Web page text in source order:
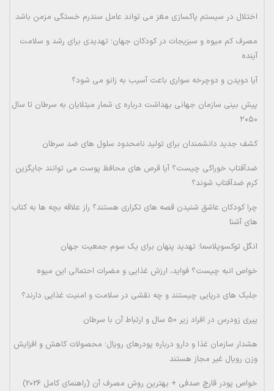
اختلال در سیستم پاکسازی مغز می تواند عامل سندرم خستگی مزمن باشد
مصرف کم میوه و سبزیجات در کودکان جهان؛ تهدیدی برای رشد و سلامت
آینده
آیا دویدن و دوچرخه سواری باعث آسیب به زانو می شود؟
پیش بینی سازمان جهانی بهداشت درباره ی شمار مبتلایان به سرطان تا سال
۲۰۵۰
کشف جدید دانشمندان برای تولید نامحدود سلول های ضد سرطان
ضدآفتاب خوراکی چیست؟ آیا قرص های محافظ پوست می توانند جایگزین
کرم ضدآفتاب شوند؟
چرا کودکان عاشق شنیدن قصه های تکراری هستند؟ راز علاقه بچه ها به کتاب
های آشنا
انگل توکسوپلاسما؛ تهدید پنهان برای یک سوم جمعیت جهان
خواص انبه چیست؟ فواید، ارزش غذایی و مضرات احتمالی این میوه
جلبک های دریایی چیستند و چه نقشی در سلامت و امنیت غذایی دارند؟
پیری زودرس در افراد زیر 50 سال و ارتباط آن با سرطان
هشدار سازمان غذا و دارو درباره پودرهای رویال؛ محصولات کاهش و افزایش
وزن رویال غیر مجاز هستند
خواص پودر قارچ صدفی + بهترین روش مصرف آن (راهنمای کامل 2026)